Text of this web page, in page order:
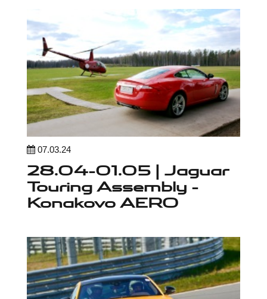
07.03.24
28.04-01.05 | Jaguar
Touring Assembly -
Konakovo AERO